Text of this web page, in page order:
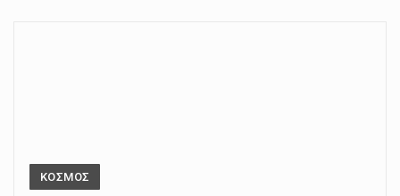
ΚΟΣΜΟΣ